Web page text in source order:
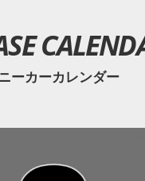
ーカーカレンダー